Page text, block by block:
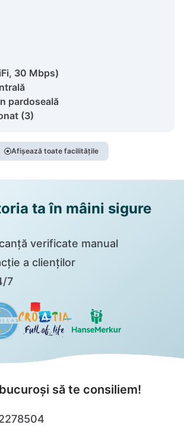
30 Mbps)
pardoseală
(3)
Afișează toate facilitățile
ta în mâini sigure
verificate manual
a clienților
7
să te consiliem!